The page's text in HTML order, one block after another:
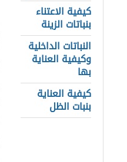
كيفية الاعتناء
بنباتات الزينة
النباتات الداخلية
وكيفية العناية
بها
كيفية العناية
بنبات الظل